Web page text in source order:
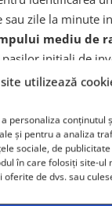
utilizează
personaliza conținutul
și pentru a analiza
sociale, de
în care folosiți site-ul
de dvs. sau
sau zile la minute
mediu de
initiali de
relevant imediat,
mai informate.
pozitive:
au permis o
substantial
analistii.
SOC